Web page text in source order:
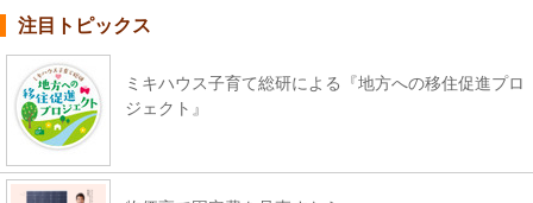
注目トピックス
ミキハウス子育て総研による『地方への移住促進プロ
ジェクト』